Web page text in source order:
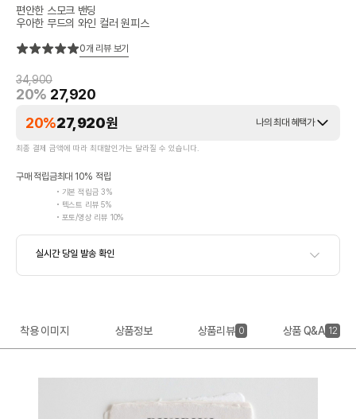
편안한 스모크 밴딩
우아한 무드의 와인 컬러 원피스
0개 리뷰 보기
20%27,920원 나의 최대 혜택가
최종 결제 금액에 따라 최대할인가는 달라질 수 있습니다.
34,900
20% 27,920
구매 적립금최대 10% 적립
기본 적립금 3%
텍스트 리뷰 5%
포토/영상 리뷰 10%
착용 이미지 상품정보 상품리뷰 0 상품 Q&A 12